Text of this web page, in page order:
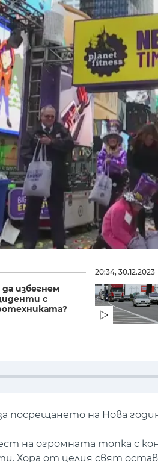
да избегнем
с
20:34, 30.12.2023
посрещането на Нова
на огромната топка с
Хора от целия свят